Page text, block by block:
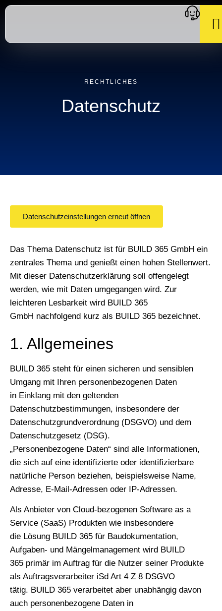
RECHTLICHES
Datenschutz
Datenschutzeinstellungen erneut öffnen
Das Thema Datenschutz ist für BUILD 365 GmbH ein
zentrales Thema und genießt einen hohen Stellenwert.
Mit dieser Datenschutzerklärung soll offengelegt
werden, wie mit Daten umgegangen wird. Zur
leichteren Lesbarkeit wird BUILD 365
GmbH nachfolgend kurz als BUILD 365 bezeichnet.
1. Allgemeines
BUILD 365 steht für einen sicheren und sensiblen
Umgang mit Ihren personenbezogenen Daten
in Einklang mit den geltenden
Datenschutzbestimmungen, insbesondere der
Datenschutzgrundverordnung (DSGVO) und dem
Datenschutzgesetz (DSG).
„Personenbezogene Daten“ sind alle Informationen,
die sich auf eine identifizierte oder identifizierbare
natürliche Person beziehen, beispielsweise Name,
Adresse, E-Mail-Adressen oder IP-Adressen.
Als Anbieter von Cloud-bezogenen Software as a
Service (SaaS) Produkten wie insbesondere
die Lösung BUILD 365 für Baudokumentation,
Aufgaben- und Mängelmanagement wird BUILD
365 primär im Auftrag für die Nutzer seiner Produkte
als Auftragsverarbeiter iSd Art 4 Z 8 DSGVO
tätig. BUILD 365 verarbeitet aber unabhängig davon
auch personenbezogene Daten in